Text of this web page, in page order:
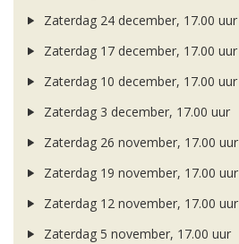
Zaterdag 24 december, 17.00 uur
Zaterdag 17 december, 17.00 uur
Zaterdag 10 december, 17.00 uur
Zaterdag 3 december, 17.00 uur
Zaterdag 26 november, 17.00 uur
Zaterdag 19 november, 17.00 uur
Zaterdag 12 november, 17.00 uur
Zaterdag 5 november, 17.00 uur